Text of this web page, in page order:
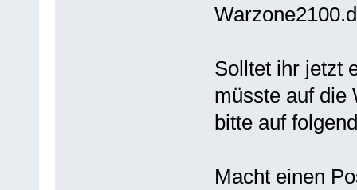
Solltet ihr jetzt
müsste auf die
bitte auf
Macht einen